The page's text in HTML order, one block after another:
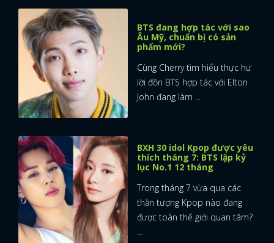
BTS đang hợp tác với sao
Âu Mỹ, chuẩn bị có sản
phẩm mới?
Cùng Cherry tìm hiểu thực hư
lời đồn BTS hợp tác với Elton
John đang làm ...
BXH 30 idol Kpop được yêu
thích tháng 7: BTS lập kỷ
lục No.1 12 tháng
Trong tháng 7 vừa qua các
thần tượng Kpop nào đang
được toàn thế giới quan tâm?